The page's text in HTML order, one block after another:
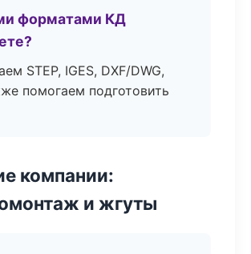
форматами КД
STEP, IGES, DXF/DWG,
помогаем подготовить
компании:
и жгуты